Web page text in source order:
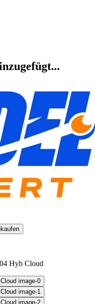
Hyb Cloud